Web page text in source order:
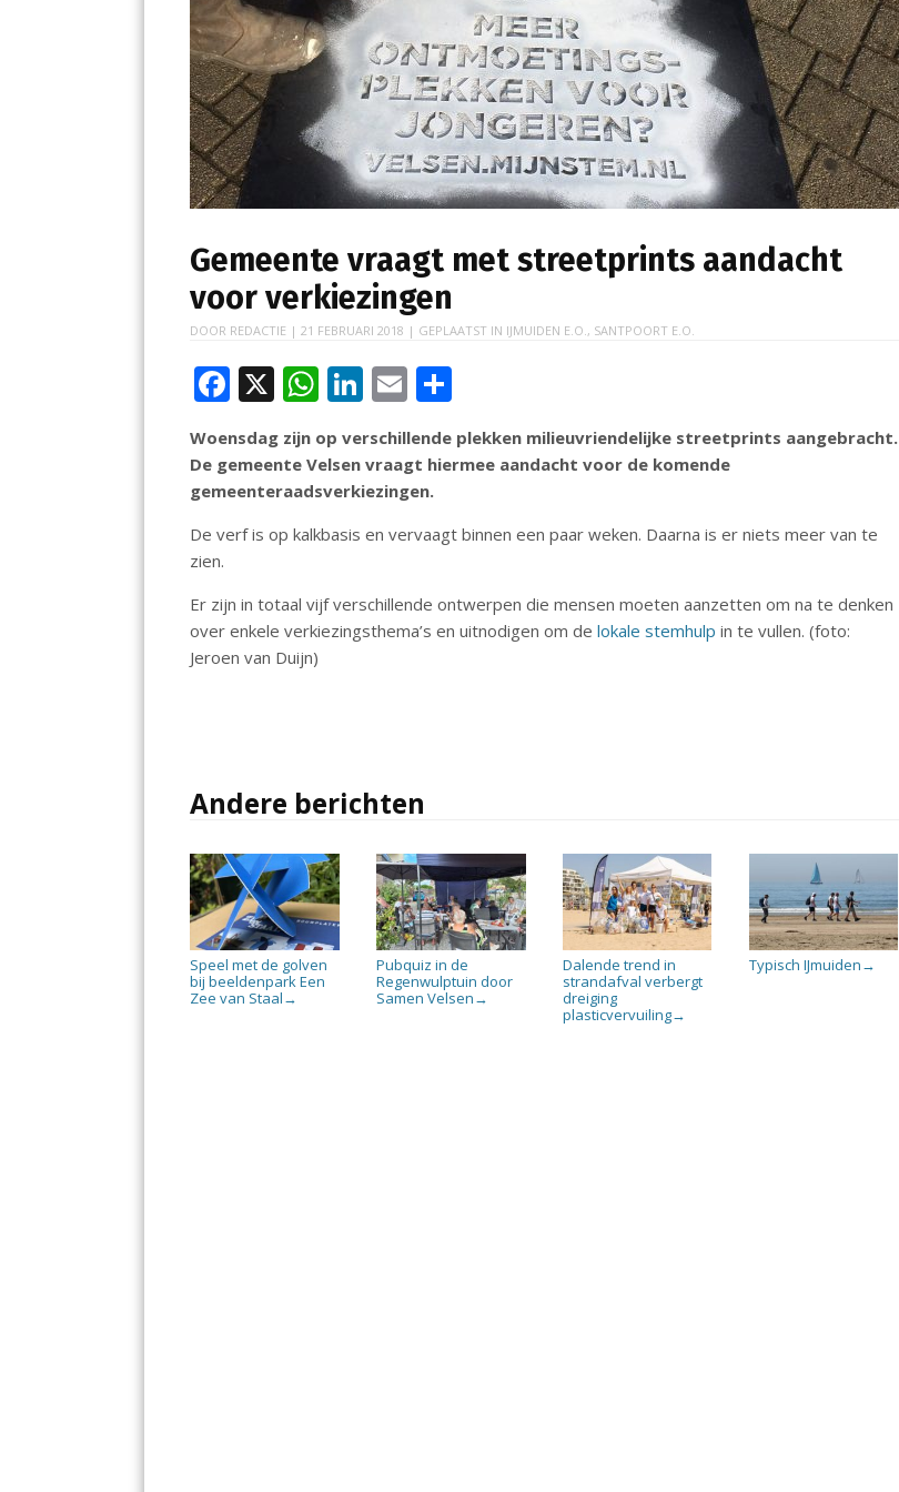
Gemeente vraagt met streetprints aandacht
voor verkiezingen
DOOR REDACTIE |21 FEBRUARI 2018 | GEPLAATST IN IJMUIDEN E.O., SANTPOORT E.O.
F
ac
e
b
o
k
X W
h
at
s
A
p
Li
n
k
e
dI
E
m
ai
l
e
Woensdag zijn op verschillende plekken milieuvriendelijke streetprints aangebracht.
De gemeente Velsen vraagt hiermee aandacht voor de komende
gemeenteraadsverkiezingen.
De verf is op kalkbasis en vervaagt binnen een paar weken. Daarna is er niets meer van te
zien.
Er zijn in totaal vijf verschillende ontwerpen die mensen moeten aanzetten om na te denken
over enkele verkiezingsthema’s en uitnodigen om delokale stemhulp in te vullen. (foto:
Jeroen van Duijn)
Andere berichten
Speel met de golven
bij beeldenpark Een
Zee van Staal →
Pubquiz in de
Regenwulptuin door
Samen Velsen →
Dalende trend in
strandafval verbergt
dreiging
plasticvervuiling→
Typisch IJmuiden →